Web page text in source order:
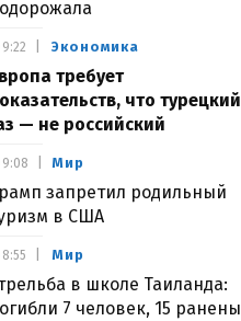
Экономика
требует
что турецкий
— не российский
9:22
Мир
запретил родильный
в США
9:08
Мир
в школе Таиланда:
7 человек, 15 ранены
8:55